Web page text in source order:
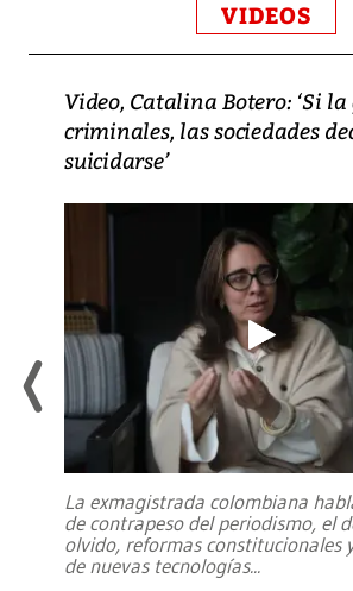
VIDEOS
Video, Catalina Botero: ‘Si
criminales, las sociedades
suicidarse’
La exmagistrada colombiana
de contrapeso del periodismo, el
olvido, reformas constitucionales
de nuevas tecnologías...